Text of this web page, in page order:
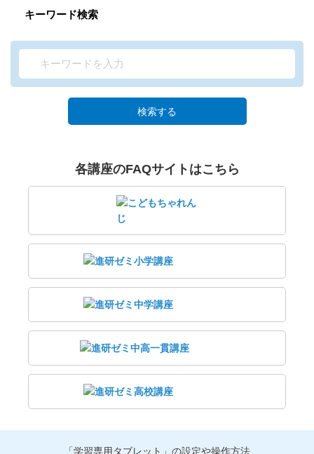
キーワード検索
検索する
各講座のFAQサイトはこちら
「学習専用タブレット」の設定や操作方法